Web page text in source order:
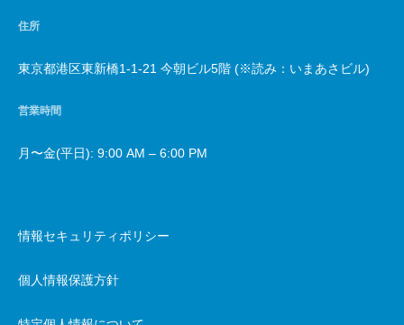
住所
東京都港区東新橋1-1-21 今朝ビル5階 (※読み：いまあさビル)
営業時間
月〜金(平日): 9:00 AM – 6:00 PM
情報セキュリティポリシー
個人情報保護方針